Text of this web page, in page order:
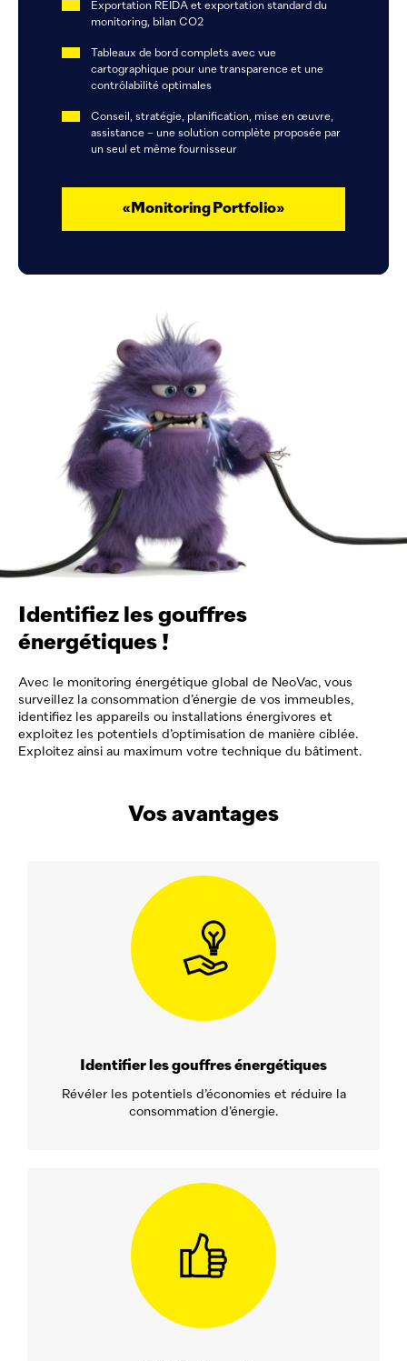
Exportation REIDA et exportation standard du
monitoring, bilan CO2
Tableaux de bord complets avec vue
cartographique pour une transparence et une
contrôlabilité optimales
Conseil, stratégie, planification, mise en œuvre,
assistance – une solution complète proposée par
un seul et même fournisseur
«Monitoring Portfolio»
Identifiez les gouffres
énergétiques !
Avec le monitoring énergétique global de NeoVac, vous
surveillez la consommation d’énergie de vos immeubles,
identifiez les appareils ou installations énergivores et
exploitez les potentiels d’optimisation de manière ciblée.
Exploitez ainsi au maximum votre technique du bâtiment.
Vos avantages
Identifier les gouffres énergétiques
Révéler les potentiels d’économies et réduire la
consommation d’énergie.